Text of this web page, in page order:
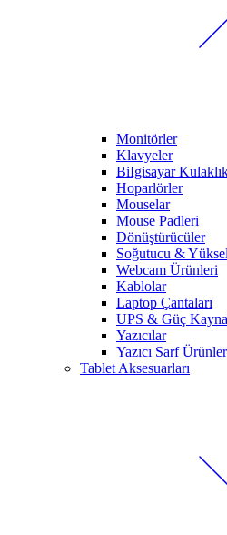
Monitörler
Klavyeler
BiIgisayar
Hoparlörler
Mouselar
Mouse Padleri
Dönüştürücüler
Soğutucu &
Webcam Ürünleri
Kablolar
Laptop Çantaları
UPS & Güç
Yazıcılar
Yazıcı Sarf
Tablet Aksesuarları